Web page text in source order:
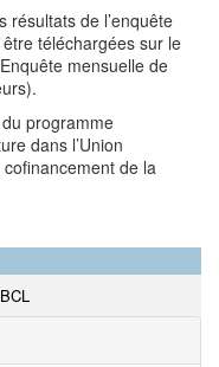
résultats de l’enquête
téléchargées sur le
mensuelle de
programme
dans l’Union
de la